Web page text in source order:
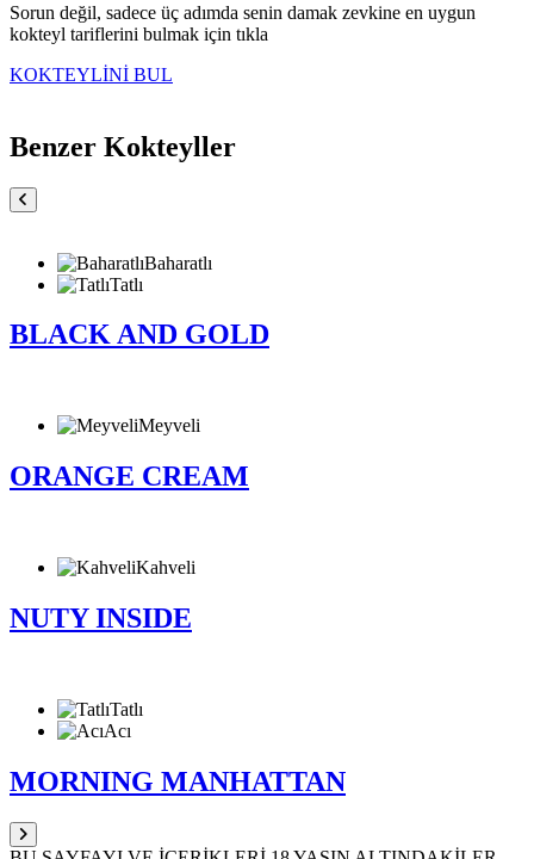
Sorun değil, sadece üç adımda senin damak zevkine en uygun
kokteyl tariflerini bulmak için tıkla
KOKTEYLİNİ BUL
Benzer Kokteyller
Baharatlı
Tatlı
BLACK AND GOLD
Meyveli
ORANGE CREAM
Kahveli
NUTY INSIDE
Tatlı
Acı
MORNING MANHATTAN